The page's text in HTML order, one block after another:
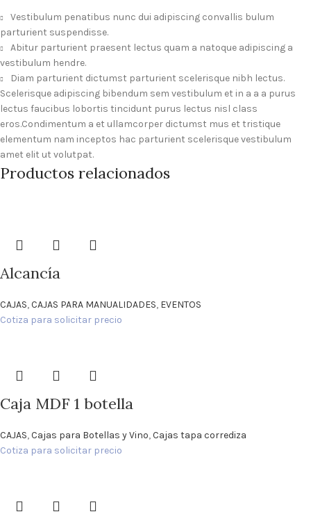
Vestibulum penatibus nunc dui adipiscing convallis bulum
parturient suspendisse.
Abitur parturient praesent lectus quam a natoque adipiscing a
vestibulum hendre.
Diam parturient dictumst parturient scelerisque nibh lectus.
Scelerisque adipiscing bibendum sem vestibulum et in a a a purus
lectus faucibus lobortis tincidunt purus lectus nisl class
eros.Condimentum a et ullamcorper dictumst mus et tristique
elementum nam inceptos hac parturient scelerisque vestibulum
amet elit ut volutpat.
Productos relacionados
Alcancía
CAJAS,CAJAS PARA MANUALIDADES, EVENTOS
Cotiza para solicitar precio
Caja MDF 1 botella
CAJAS,Cajas para Botellas y Vino,Cajas tapa corrediza
Cotiza para solicitar precio